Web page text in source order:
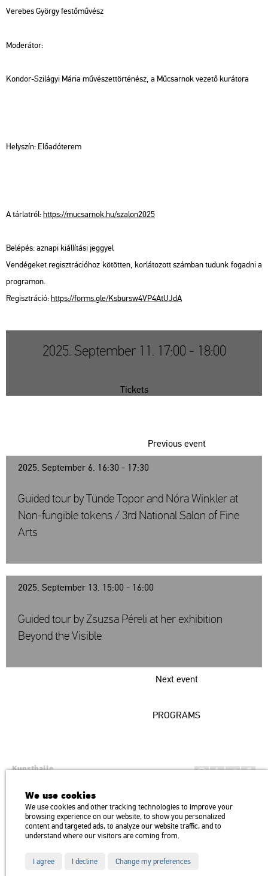
Ve­re­bes György fes­tő­mű­vész
Mo­de­rá­tor:
Kon­dor-Szi­lá­gyi Mária mű­vé­szet­tör­té­nész, a Mű­csar­nok ve­ze­tő ku­rá­to­ra
Hely­szín: Elő­adó­te­rem
A tár­lat­ról:https://​mu­csar­nok.​hu/​sza­lon2025
Be­lé­pés: az­na­pi ki­ál­lí­tá­si jeggyel
Ven­dé­ge­ket re­giszt­rá­ci­ó­hoz kö­töt­ten, kor­lá­to­zott szám­ban tu­dunk fo­gad­ni a
prog­ra­mon.
Re­giszt­rá­ció:https://​forms.​gle/​Ksb​ursw​4VP4​AtUJ​dA
2025. September 11. 17:00 - 18:00
Tickets
2025. September 6. 16:30 - 17:30
Previous event
Guided tour by Tünde Topor and Nóra Winkler at
Non-fungible tokens / 3rd National Salon of Fine
Arts
2025. September 13. 15:00 - 16:00
Next event
Guided tour by Zsuzsa Péreli at her exhibition
Beyond the Visible
PROGRAMS
Kunsthalle
H1146 Budapest, Dózsa György út 37.
Transport: Millenniumi Underground – Hősök tere megálló (Heroes’
Square) stop Trolley bus: 75, 79 / Bus: 20, 30, 105
We use cookies
We use cookies and other tracking technologies to improve your
browsing experience on our website, to show you personalized
content and targeted ads, to analyze our website traffic, and to
understand where our visitors are coming from.
I agree I decline Change my preferences